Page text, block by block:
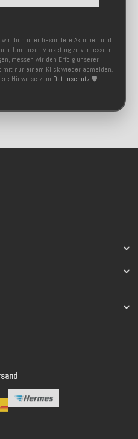
dich über besondere Aktionen und
Um unser Marketing zu verbessern
messen wir den Erfolg unserer
mit nur einem Klick wieder abmelden.
Hinweise zum Datenschutz 🛡️